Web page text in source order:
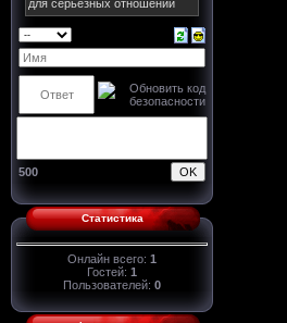
500
Статистика
Онлайн всего: 1
Гостей: 1
Пользователей: 0